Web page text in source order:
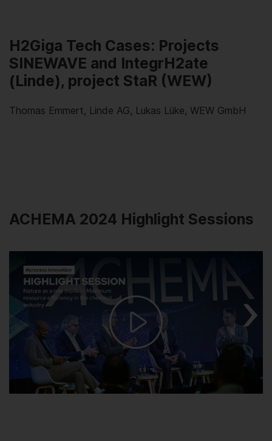
H2Giga Tech Cases: Projects
SINEWAVE and IntegrH2ate
(Linde), project StaR (WEW)
Thomas Emmert, Linde AG, Lukas Lüke, WEW GmbH
ACHEMA 2024 Highlight Sessions
Play
Video